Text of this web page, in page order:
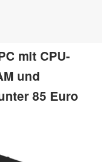
mit CPU-
und
85 Euro